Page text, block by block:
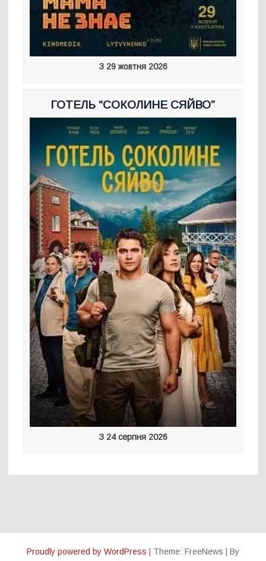
З 29 жовтня 2026
ГОТЕЛЬ “СОКОЛИНЕ СЯЙВО”
З 24 серпня 2026
Proudly powered by WordPress Theme: FreeNews
By